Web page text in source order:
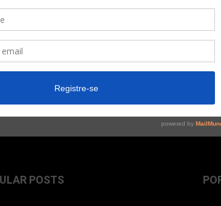
productoras y diferentes grupos de
POSTS